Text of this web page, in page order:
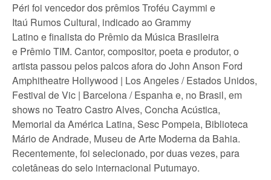
Péri foi vencedor dos prêmios Troféu Caymmi e
Itaú Rumos Cultural, indicado ao Grammy
Latino e finalista do Prêmio da Música Brasileira
e Prêmio TIM. Cantor, compositor, poeta e produtor, o
artista passou pelos palcos afora do John Anson Ford
Amphitheatre Hollywood | Los Angeles / Estados Unidos,
Festival de Vic | Barcelona / Espanha e, no Brasil, em
shows no Teatro Castro Alves, Concha Acústica,
Memorial da América Latina, Sesc Pompeia, Biblioteca
Mário de Andrade, Museu de Arte Moderna da Bahia.
Recentemente, foi selecionado, por duas vezes, para
coletâneas do selo internacional Putumayo.